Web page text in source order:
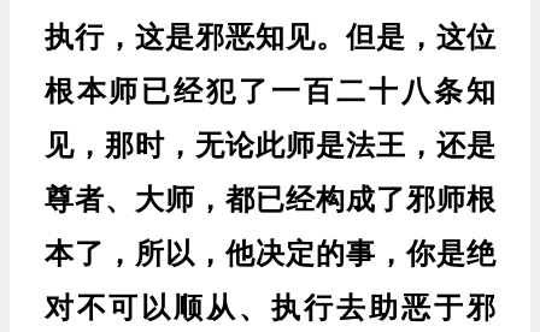
执行，这是邪恶知见。但是，这位
根本师已经犯了一百二十八条知
见，那时，无论此师是法王，还是
尊者、大师，都已经构成了邪师根
本了，所以，他决定的事，你是绝
对不可以顺从、执行去助恶于邪